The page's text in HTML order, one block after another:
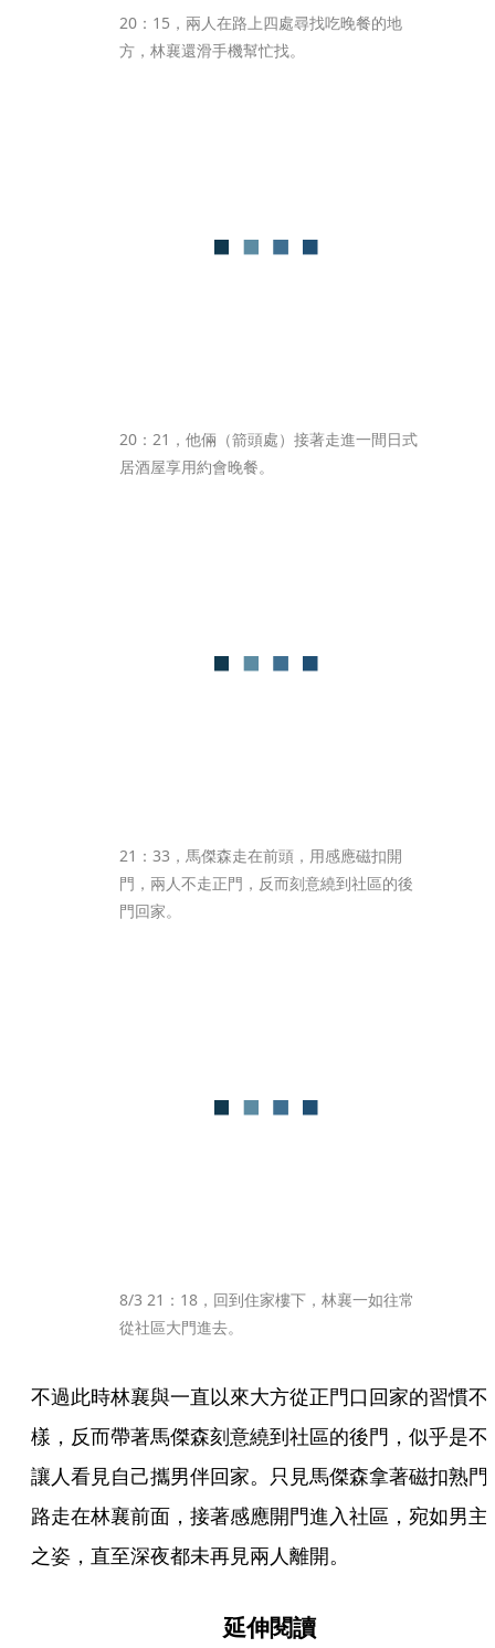
20：15，兩人在路上四處尋找吃晚餐的地
方，林襄還滑手機幫忙找。
20：21，他倆（箭頭處）接著走進一間日式
居酒屋享用約會晚餐。
21：33，馬傑森走在前頭，用感應磁扣開
門，兩人不走正門，反而刻意繞到社區的後
門回家。
8/3 21：18，回到住家樓下，林襄一如往常
從社區大門進去。
不過此時林襄與一直以來大方從正門口回家的習慣不
樣，反而帶著馬傑森刻意繞到社區的後門，似乎是不
讓人看見自己攜男伴回家。只見馬傑森拿著磁扣熟門
路走在林襄前面，接著感應開門進入社區，宛如男主
之姿，直至深夜都未再見兩人離開。
延伸閱讀